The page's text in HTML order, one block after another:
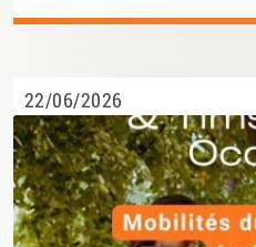
22/06/2026